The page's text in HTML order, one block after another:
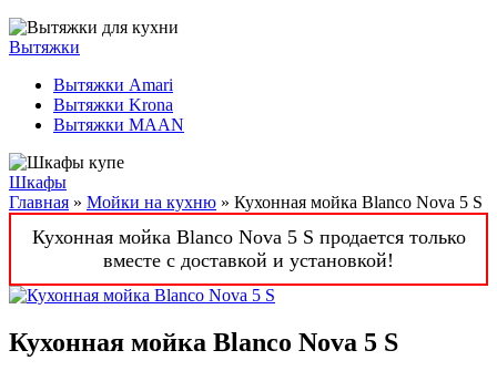
Вытяжки
Вытяжки Amari
Вытяжки Krona
Вытяжки MAAN
Шкафы
Главная » Мойки на кухню » Кухонная мойка Blanco Nova 5 S
Кухонная мойка Blanco Nova 5 S продается только
вместе с доставкой и установкой!
Кухонная мойка Blanco Nova 5 S